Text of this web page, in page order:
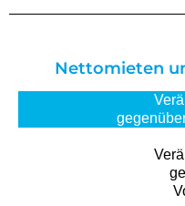
Nettomieten